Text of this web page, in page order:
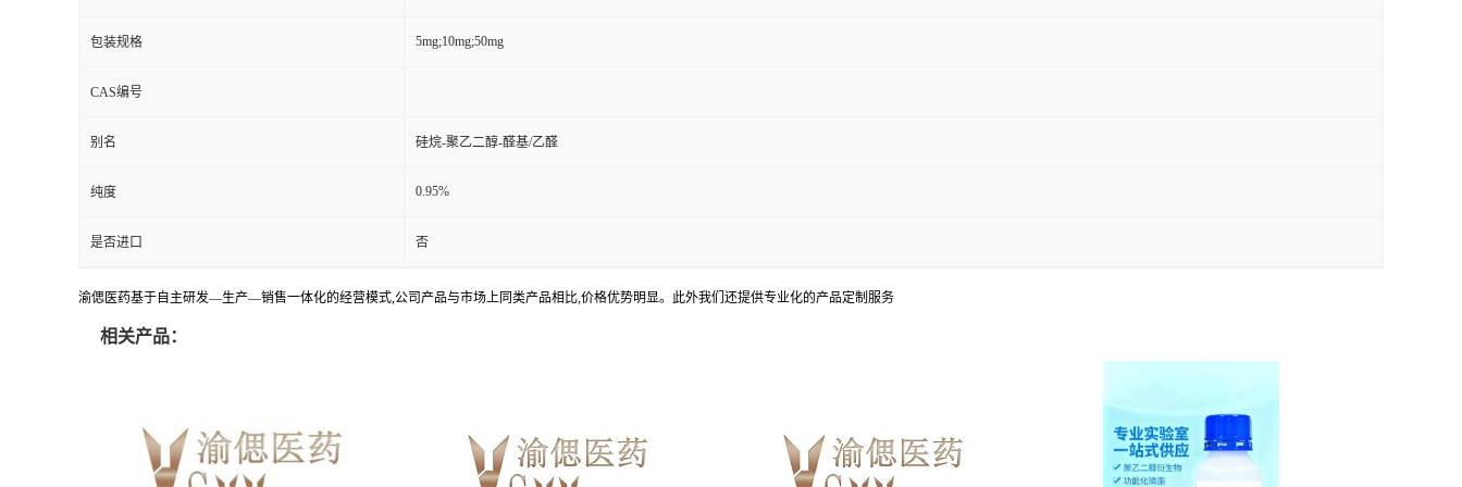
包装规格 5mg;10mg;50mg
CAS编号
别名 硅烷-聚乙二醇-醛基/乙醛
纯度 0.95%
是否进口 否
渝偲医药基于自主研发—生产—销售一体化的经营模式,公司产品与市场上同类产品相比,价格优势明显。此外我们还提供专业化的产品定制服务
相关产品：